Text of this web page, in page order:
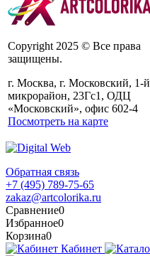
Copyright 2025 © Все права
защищены.
г. Москва, г. Московский, 1-й
микрорайон, 23Гс1, ОДЦ
«Московский», офис 602-4
Посмотреть на карте
Обратная связь
+7 (495) 789-75-65
zakaz@artcolorika.ru
Сравнение0
Избранное0
Корзина0
Кабинет